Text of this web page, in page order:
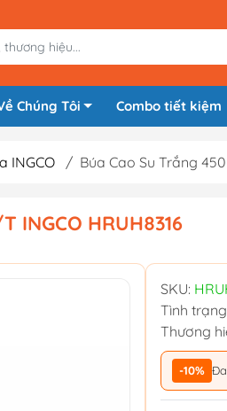
Chúng Tôi Combo tiết kiệm
INGCO / Búa Cao Su Trắng
INGCO HRUH8316
SKU:
Tình
Thương
-10%